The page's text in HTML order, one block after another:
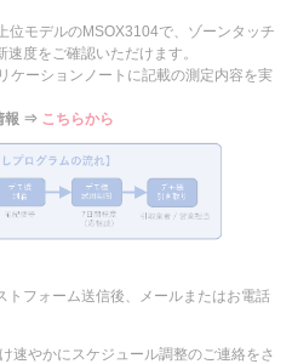
位モデルのMSOX3104で、ゾーンタッチ
度をご確認いただけます。
ケーションノートに記載の測定内容を実
報 ⇒ こちらから
トフォーム送信後、メールまたはお電話
速やかにスケジュール調整のご連絡をさ